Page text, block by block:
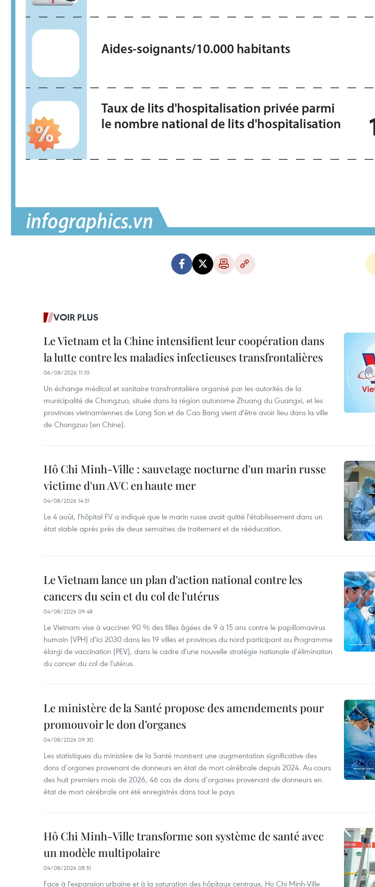
VOIR PLUS
Le Vietnam et la Chine intensifient leur coopération dans
la lutte contre les maladies infectieuses transfrontalières
06/08/2026 11:10
Un échange médical et sanitaire transfrontalière organisé par les autorités de la
municipalité de Chongzuo, située dans la région autonome Zhuang du Guangxi, et les
provinces vietnamiennes de Lang Son et de Cao Bang vient d'être avoir lieu dans la ville
de Chongzuo (en Chine).
Hô Chi Minh-Ville : sauvetage nocturne d'un marin russe
victime d'un AVC en haute mer
04/08/2026 14:51
Le 4 août, l'hôpital FV a indiqué que le marin russe avait quitté l'établissement dans un
état stable après près de deux semaines de traitement et de rééducation.
Le Vietnam lance un plan d'action national contre les
cancers du sein et du col de l'utérus
04/08/2026 09:48
Le Vietnam vise à vacciner 90 % des filles âgées de 9 à 15 ans contre le papillomavirus
humain (VPH) d'ici 2030 dans les 19 villes et provinces du nord participant au Programme
élargi de vaccination (PEV), dans le cadre d'une nouvelle stratégie nationale d'élimination
du cancer du col de l'utérus.
Le ministère de la Santé propose des amendements pour
promouvoir le don d’organes
04/08/2026 09:30
Les statistiques du ministère de la Santé montrent une augmentation significative des
dons d’organes provenant de donneurs en état de mort cérébrale depuis 2024. Au cours
des huit premiers mois de 2026, 46 cas de dons d’organes provenant de donneurs en
état de mort cérébrale ont été enregistrés dans tout le pays
Hô Chi Minh-Ville transforme son système de santé avec
un modèle multipolaire
04/08/2026 08:51
Face à l'expansion urbaine et à la saturation des hôpitaux centraux, Ho Chi Minh-Ville